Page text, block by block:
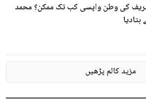
کی وطن واپسی کب تک ممکن؟ محمد
بتادیا
مزید کالم پڑھیں